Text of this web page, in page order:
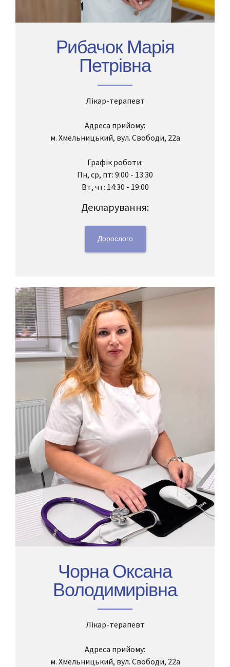
Рибачок Марія
Петрівна
Лікар-терапевт
Адреса прийому:
м. Хмельницький, вул. Свободи, 22а
Графік роботи:
Пн, ср, пт: 9:00 - 13:30
Вт, чт: 14:30 - 19:00
Декларування:
Дорослого
Чорна Оксана
Володимирівна
Лікар-терапевт
Адреса прийому:
м. Хмельницький, вул. Свободи, 22а